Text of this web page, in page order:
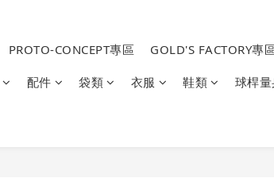
PROTO-CONCEPT專區 GOLD'S FACTORY專
配件 袋類 衣服 鞋類 球桿